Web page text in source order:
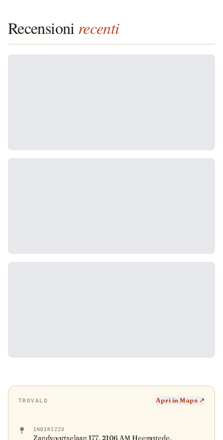
Recensioni recenti
TROVALO Apri in Maps ↗
INDIRIZZO
Zandvoortselaan 177, 2106 AM Heemstede,